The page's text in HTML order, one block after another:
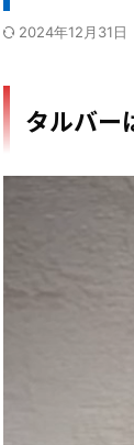
2024年12月31日
タルバー